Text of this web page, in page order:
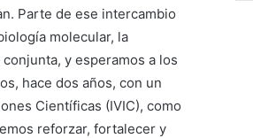
Parte de ese intercambio
molecular, la
y esperamos a los
hace dos años, con un
Científicas (IVIC), como
reforzar, fortalecer y